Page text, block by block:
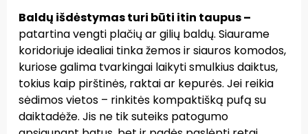
Baldų išdėstymas turi būti itin taupus–
patartina vengti plačių ar gilių baldų. Siaurame
koridoriuje idealiai tinka žemos ir siauros komodos,
kuriose galima tvarkingai laikyti smulkius daiktus,
tokius kaip pirštinės, raktai ar kepurės. Jei reikia
sėdimos vietos – rinkitės kompaktišką pufą su
daiktadėže. Jis ne tik suteiks patogumo